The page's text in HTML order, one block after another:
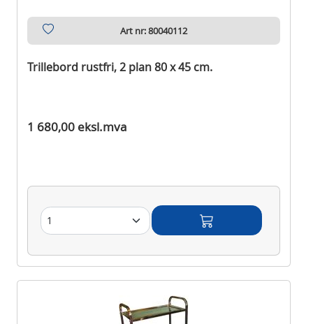
Art nr: 80040112
Trillebord rustfri, 2 plan 80 x 45 cm.
1 680,00 eksl.mva